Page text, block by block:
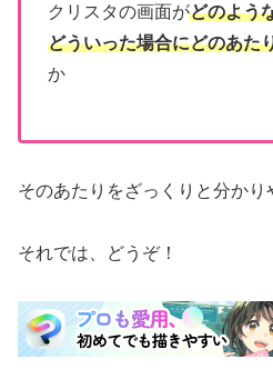
クリスタの画面がどのよう
どういった場合にどのあた
か
そのあたりをざっくりと分か
それでは、どうぞ！